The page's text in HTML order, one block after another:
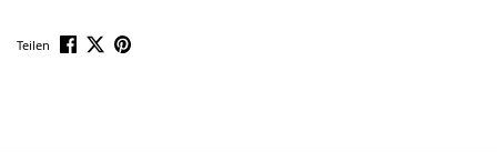
Teilen